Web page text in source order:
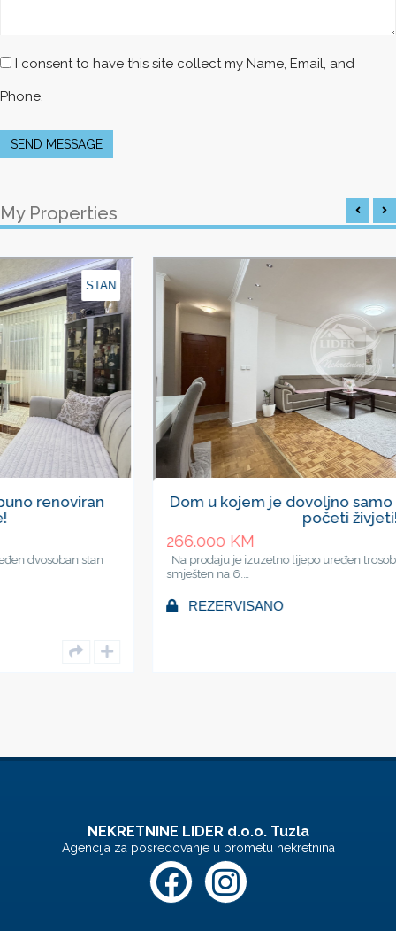
I consent to have this site collect my Name, Email, and
Phone.
SEND MESSAGE
My Properties
Dom u kojem je dovoljno samo unijeti svoje
Na prodaju je izuzetno lijepo uređen trosoban stan površine 81
REZERVISANO
NEKRETNINE LIDER d.o.o. Tuzla
Agencija za posredovanje u prometu nekretnina